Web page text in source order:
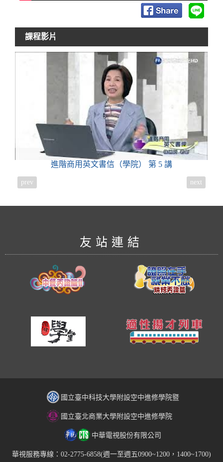
課程影片
進階商用英文書信（學院） 第 5 講
prev next
友站連結
國立臺中科技大學附設空中進修學院暨
國立臺北商業大學附設空中進修學院
中華電視股份有限公司
華視服務專線：02-2775-6858(週一至週五0900~1200，1400~1700)